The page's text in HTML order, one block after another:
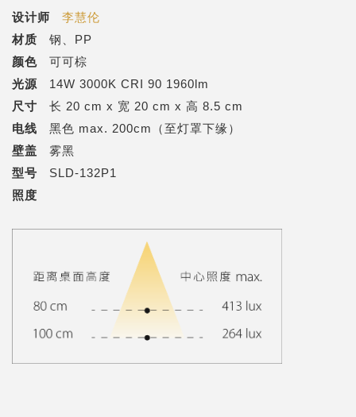
设计师
李慧伦
材质 钢、PP
颜色 可可棕
光源 14W 3000K CRI 90 1960lm
尺寸 长 20 cm x 宽 20 cm x 高 8.5 cm
电线 黑色 max. 200cm（至灯罩下缘）
壁盖 雾黑
型号 SLD-132P1
照度